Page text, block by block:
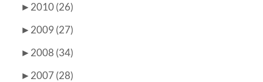
► 2010 (26)
► 2009 (27)
► 2008 (34)
► 2007 (28)